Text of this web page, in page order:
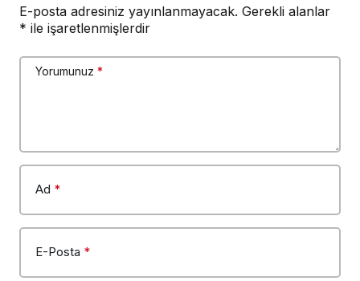
E-posta adresiniz yayınlanmayacak. Gerekli alanlar
* ile işaretlenmişlerdir
Yorumunuz *
Ad *
E-Posta *